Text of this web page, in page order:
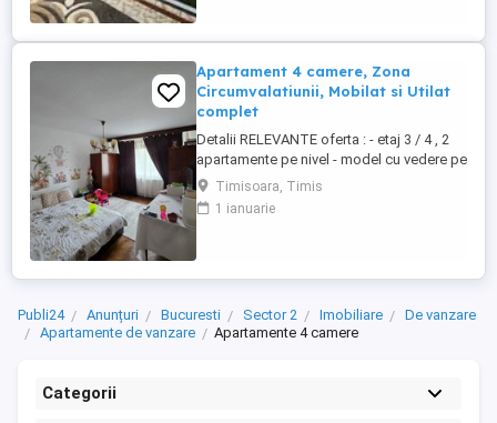
în proximitatea Complexului Orion - Mun.
Apartament 4 camere, Zona
Circumvalatiunii, Mobilat si Utilat
complet
Detalii RELEVANTE oferta : - etaj 3 / 4 , 2
apartamente pe nivel - model cu vedere pe
2 parti - model cu 1 bai / 1 balcon - detalii
AMENAJARE interioara: parchet, parchet
laminat, gresie, faianta, ferestre cu
conditionat - ...
Timisoara, Timis
1 ianuarie
Publi24 Anunțuri Bucuresti Sector 2 Imobiliare
De vanzare
Apartamente de vanzare
Apartamente 4 camere
Categorii